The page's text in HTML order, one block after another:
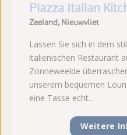
Piazza Italian
Zeeland, Nieuwvliet
Lassen Sie sich in dem
italienischen Restaurant
Zonneweelde
unserem bequemen
eine Tasse echt...
Weitere